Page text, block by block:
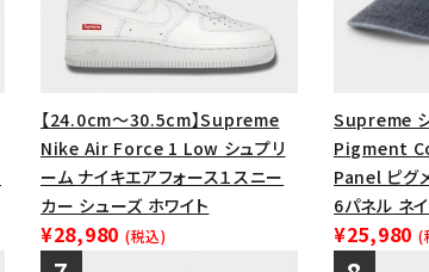
【24.0cm～30.5cm】Supreme
Nike Air Force 1 Low シュプリ
ーム ナイキエアフォース１スニー
カー シューズ ホワイト
¥28,980 (税込)
Supreme
Pigment
Panel ピグ
6パネル ネ
¥25,980 (